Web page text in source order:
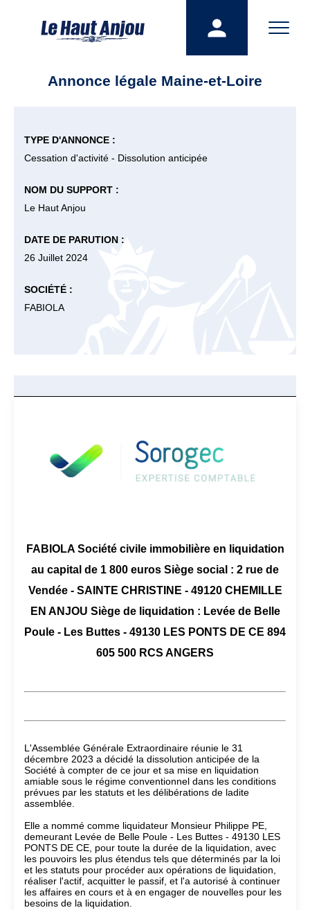
Annonce légale Maine-et-Loire
TYPE D'ANNONCE :
Cessation d'activité - Dissolution anticipée
NOM DU SUPPORT :
Le Haut Anjou
DATE DE PARUTION :
26 Juillet 2024
SOCIÉTÉ :
FABIOLA
FABIOLA Société civile immobilière en liquidation
au capital de 1 800 euros Siège social : 2 rue de
Vendée - SAINTE CHRISTINE - 49120 CHEMILLE
EN ANJOU Siège de liquidation : Levée de Belle
Poule - Les Buttes - 49130 LES PONTS DE CE 894
605 500 RCS ANGERS
L'Assemblée Générale Extraordinaire réunie le 31
décembre 2023 a décidé la dissolution anticipée de la
Société à compter de ce jour et sa mise en liquidation
amiable sous le régime conventionnel dans les conditions
prévues par les statuts et les délibérations de ladite
assemblée.
Elle a nommé comme liquidateur Monsieur Philippe PE,
demeurant Levée de Belle Poule - Les Buttes - 49130 LES
PONTS DE CE, pour toute la durée de la liquidation, avec
les pouvoirs les plus étendus tels que déterminés par la loi
et les statuts pour procéder aux opérations de liquidation,
réaliser l'actif, acquitter le passif, et l'a autorisé à continuer
les affaires en cours et à en engager de nouvelles pour les
besoins de la liquidation.